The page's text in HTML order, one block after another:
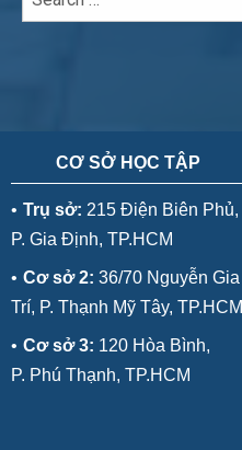
CƠ SỞ HỌC TẬP
• Trụ sở: 215 Điện Biên Phủ,
P. Gia Định, TP.HCM
• Cơ sở 2: 36/70 Nguyễn Gia
Trí, P. Thạnh Mỹ Tây, TP.HCM
• Cơ sở 3: 120 Hòa Bình,
P. Phú Thạnh, TP.HCM